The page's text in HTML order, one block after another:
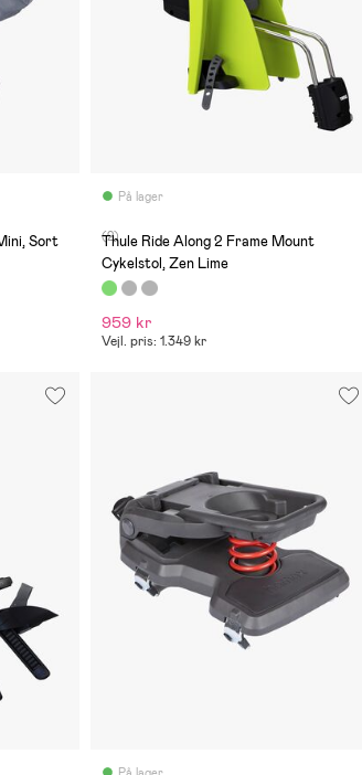
Sort
På lager
(2)
Thule Ride Along 2 Frame Mount
Cykelstol, Zen Lime
959 kr
Vejl. pris: 1.349 kr